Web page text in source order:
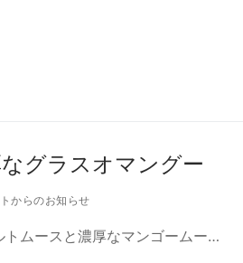
グラスオマングー
からのお知らせ
トムースと濃厚なマンゴームー…